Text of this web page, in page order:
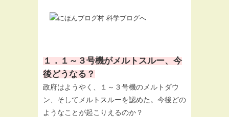
１．１～３号機がメルトスルー、今
後どうなる？
政府はようやく、１～３号機のメルトダウ
ン、そしてメルトスルーを認めた。今後どの
ようなことが起こりえるのか？